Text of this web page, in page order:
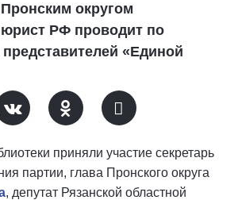
округом
РФ проводит по
«Единой
приняли участие секретарь
партии, глава Пронского округа
, депутат Рязанской областной